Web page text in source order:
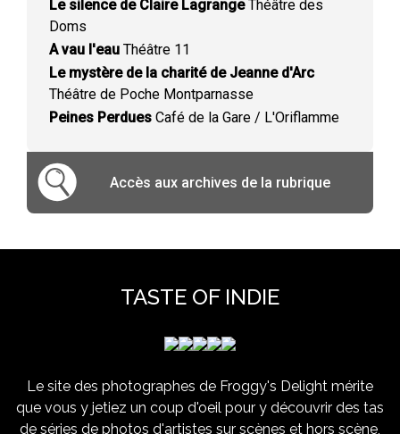
Le silence de Claire LagrangeThéâtre des
Doms
A vau l'eau Théâtre 11
Le mystère de la charité de Jeanne d'Arc
Théâtre de Poche Montparnasse
Peines Perdues Café de la Gare / L'Oriflamme
Accès aux archives de la rubrique
TASTE OF INDIE
Le site des photographes de Froggy's Delight mérite
que vous y jetiez un coup d'oeil pour y découvrir des tas
de séries de photos d'artistes sur scènes et hors scène,